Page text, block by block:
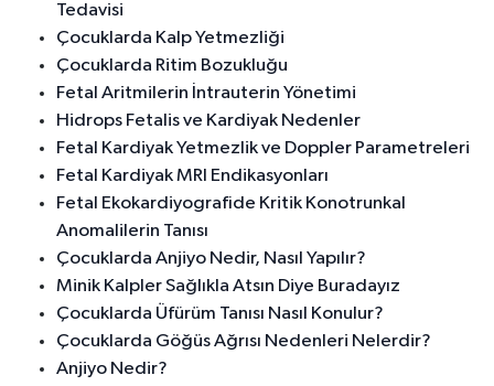
Tedavisi
Çocuklarda Kalp Yetmezliği
Çocuklarda Ritim Bozukluğu
Fetal Aritmilerin İntrauterin Yönetimi
Hidrops Fetalis ve Kardiyak Nedenler
Fetal Kardiyak Yetmezlik ve Doppler Parametreleri
Fetal Kardiyak MRI Endikasyonları
Fetal Ekokardiyografide Kritik Konotrunkal
Anomalilerin Tanısı
Çocuklarda Anjiyo Nedir, Nasıl Yapılır?
Minik Kalpler Sağlıkla Atsın Diye Buradayız
Çocuklarda Üfürüm Tanısı Nasıl Konulur?
Çocuklarda Göğüs Ağrısı Nedenleri Nelerdir?
Anjiyo Nedir?